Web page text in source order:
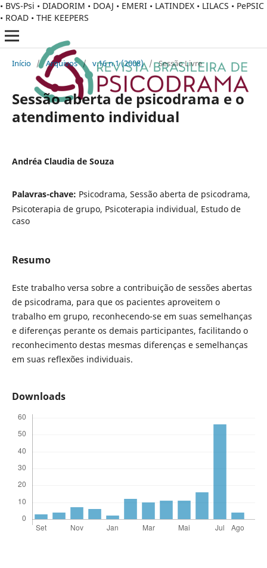
• BVS-Psi • DIADORIM • DOAJ • EMERI • LATINDEX • LILACS • PePSIC
• ROAD • THE KEEPERS
Início / Arquivos / v.16 n.1 (2008) / Sessão Livre
Sessão aberta de psicodrama e o
atendimento individual
Andréa Claudia de Souza
Palavras-chave: Psicodrama, Sessão aberta de psicodrama,
Psicoterapia de grupo, Psicoterapia individual, Estudo de
caso
Resumo
Este trabalho versa sobre a contribuição de sessões abertas
de psicodrama, para que os pacientes aproveitem o
trabalho em grupo, reconhecendo-se em suas semelhanças
e diferenças perante os demais participantes, facilitando o
reconhecimento destas mesmas diferenças e semelhanças
em suas reflexões individuais.
Downloads